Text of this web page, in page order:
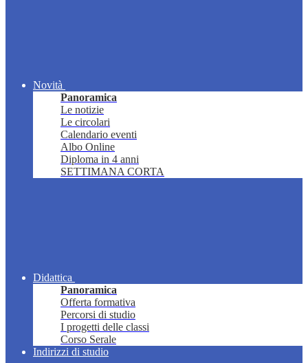
Novità
Panoramica
Le notizie
Le circolari
Calendario eventi
Albo Online
Diploma in 4 anni
SETTIMANA CORTA
Didattica
Panoramica
Offerta formativa
Percorsi di studio
I progetti delle classi
Corso Serale
Indirizzi di studio